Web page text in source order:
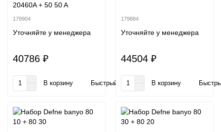
20460A + 50 50 A
179904
Уточняйте у менеджера
40786 ₽
В корзину Быстрый заказ
179884
Уточняйте у менеджера
44504 ₽
В корзину